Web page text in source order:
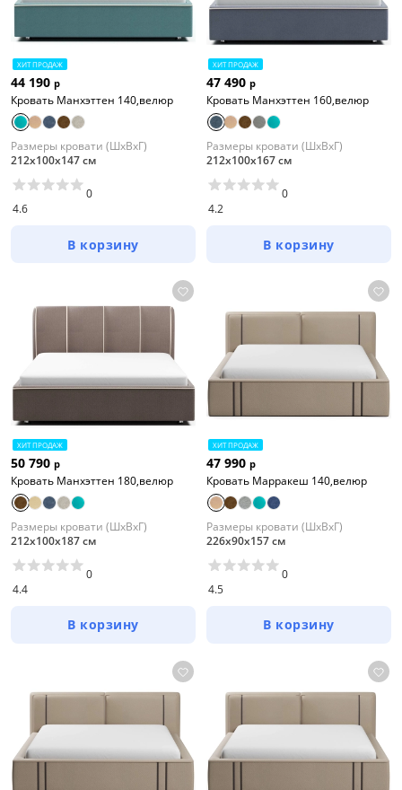
ХИТ ПРОДАЖ
44 190 р
Кровать Манхэттен 140,велюр
Размеры кровати (ШхВхГ)
212х100х147 см
4.6
0
В корзину
ХИТ ПРОДАЖ
47 490 р
Кровать Манхэттен 160,велюр
Размеры кровати (ШхВхГ)
212х100х167 см
4.2
0
В корзину
ХИТ ПРОДАЖ
50 790 р
Кровать Манхэттен 180,велюр
Размеры кровати (ШхВхГ)
212х100х187 см
4.4
0
В корзину
ХИТ ПРОДАЖ
47 990 р
Кровать Марракеш 140,велюр
Размеры кровати (ШхВхГ)
226х90х157 см
4.5
0
В корзину